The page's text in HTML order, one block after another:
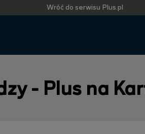
Wróć do serwisu Plus.pl
- Plus na